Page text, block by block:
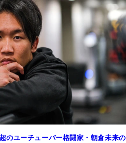
のユーチューバー格闘家・朝倉未来の